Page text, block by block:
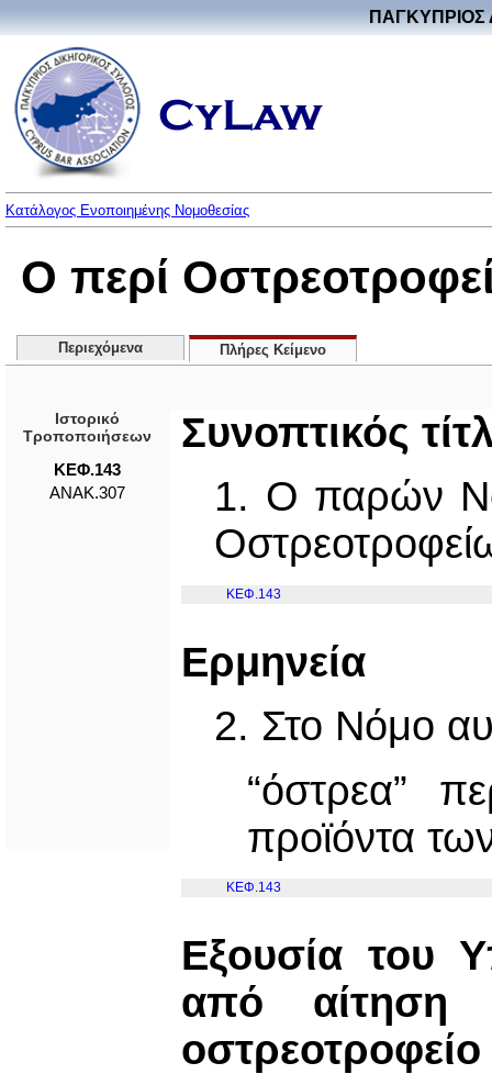
ΠΑΓΚΥΠΡΙΟΣ
Κατάλογος Ενοποιημένης Νομοθεσίας
Ο περί
Περιεχόμενα Πλήρες Κείμενο
Ιστορικό
Τροποποιήσεων
ΚΕΦ.143
ΑΝΑΚ.307
Συνοπτικός
1. Ο παρών
ΚΕΦ.143
Ερμηνεία
2. Στο Νόμο
“όστρεα”
προϊόντα
ΚΕΦ.143
Εξουσία του
από αίτηση
οστρεοτροφείο